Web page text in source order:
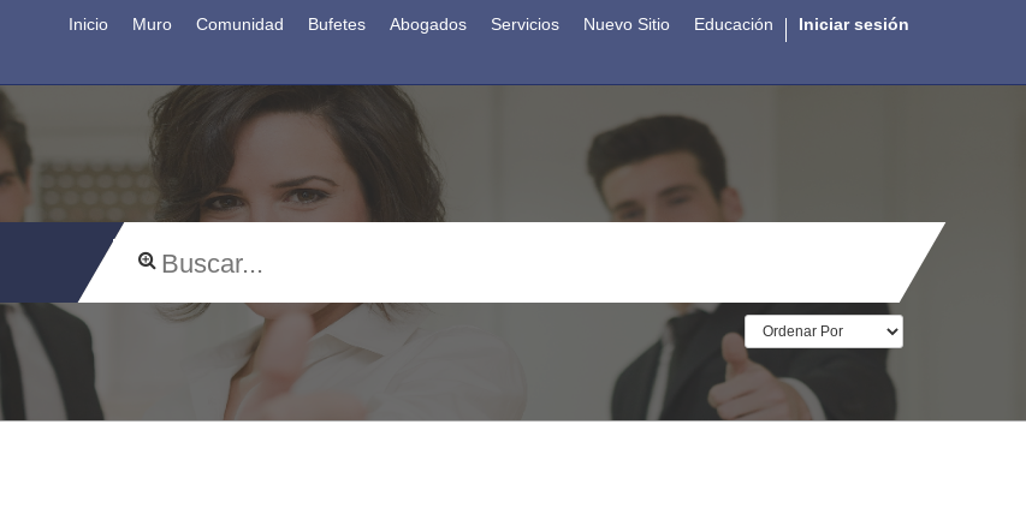
Inicio Muro Comunidad Bufetes Abogados Servicios Nuevo Sitio Educación Iniciar sesión